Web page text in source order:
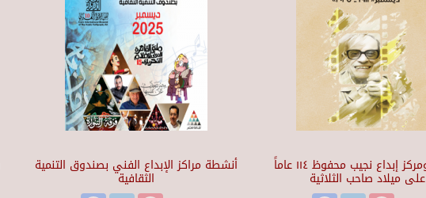
أنشطة مراكز الإبداع الفني بصندوق التنمية
الثقافية
متحف ومركز إبداع نجيب محفوظ ١١٤ عاماً
على ميلاد صاحب الثلاثية